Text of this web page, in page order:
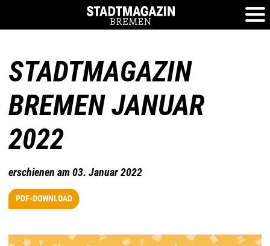
STADTMAGAZIN
BREMEN JANUAR
2022
erschienen am 03. Januar 2022
PDF-DOWNLOAD